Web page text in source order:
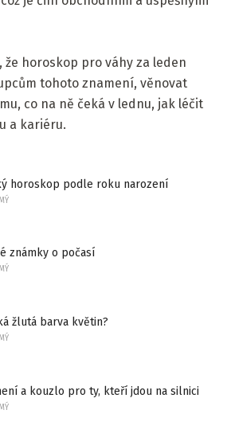
že horoskop pro váhy za leden
tohoto znamení, věnovat
co na ně čeká v lednu, jak léčit
a kariéru.
horoskop podle roku narození
známky o počasí
žlutá barva květin?
a kouzlo pro ty, kteří jdou na silnici